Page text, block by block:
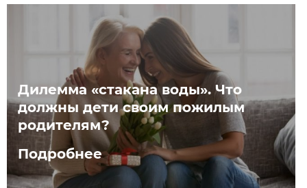
Дилемма «стакана воды». Что
должны дети своим пожилым
родителям?
Подробнее